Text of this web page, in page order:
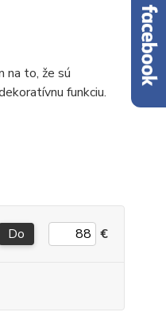
na to, že sú
funkciu.
Do €